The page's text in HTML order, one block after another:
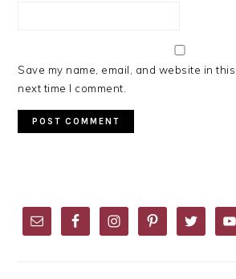
Save my name, email, and website in
next time I comment.
SIDEBAR